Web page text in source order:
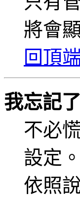
將會
回頂
我忘記
不必
設定
依照